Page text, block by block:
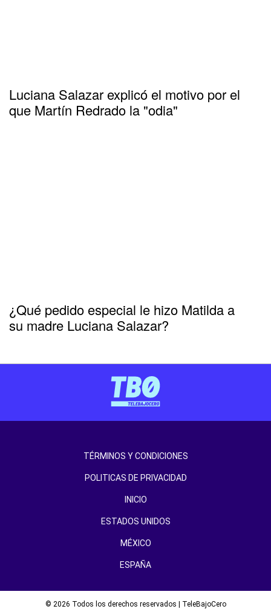
Luciana Salazar explicó el motivo por el
que Martín Redrado la "odia"
¿Qué pedido especial le hizo Matilda a
su madre Luciana Salazar?
TÉRMINOS Y CONDICIONES
POLITICAS DE PRIVACIDAD
INICIO
ESTADOS UNIDOS
MÉXICO
ESPAÑA
© 2026 Todos los derechos reservados | TeleBajoCero